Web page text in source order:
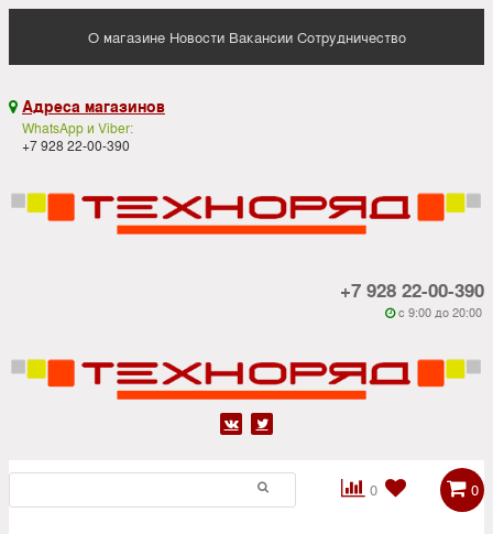
О магазине Новости Вакансии Сотрудничество
 Адреса магазинов
WhatsApp и Viber:
+7 928 22-00-390
+7 928 22-00-390
 c 9:00 до 20:00
 
0

 0